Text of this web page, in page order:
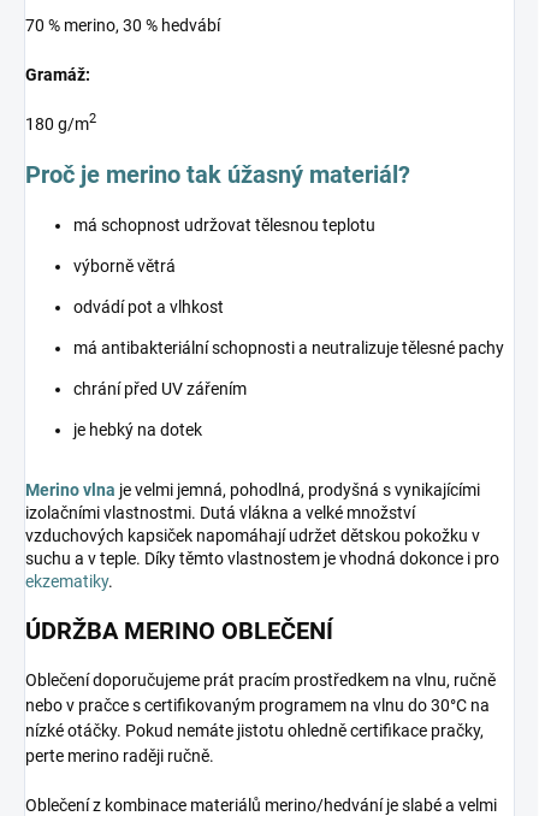
70 % merino, 30 % hedvábí
Gramáž:
180 g/m2
Proč je merino tak úžasný materiál?
má schopnost udržovat tělesnou teplotu
výborně větrá
odvádí pot a vlhkost
má antibakteriální schopnosti a neutralizuje tělesné pachy
chrání před UV zářením
je hebký na dotek
Merino vlna je velmi jemná, pohodlná, prodyšná s vynikajícími
izolačními vlastnostmi. Dutá vlákna a velké množství
vzduchových kapsiček napomáhají udržet dětskou pokožku v
suchu a v teple. Díky těmto vlastnostem je vhodná dokonce i pro
ekzematiky.
ÚDRŽBA MERINO OBLEČENÍ
Oblečení doporučujeme prát pracím prostředkem na vlnu, ručně
nebo v pračce s certifikovaným programem na vlnu do 30°C na
nízké otáčky. Pokud nemáte jistotu ohledně certifikace pračky,
perte merino raději ručně.
Oblečení z kombinace materiálů merino/hedvání je slabé a velmi